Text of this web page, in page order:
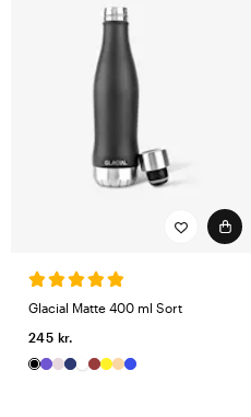
på en travl vagt eller en varm
for, at din drik altid har den rette
din stil, og træf et
Glacial Matte 400 ml Sort
245 kr.